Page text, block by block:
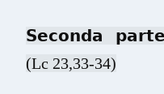
𝗦𝗲𝗰𝗼𝗻𝗱𝗮
(Lc 23,33-34)